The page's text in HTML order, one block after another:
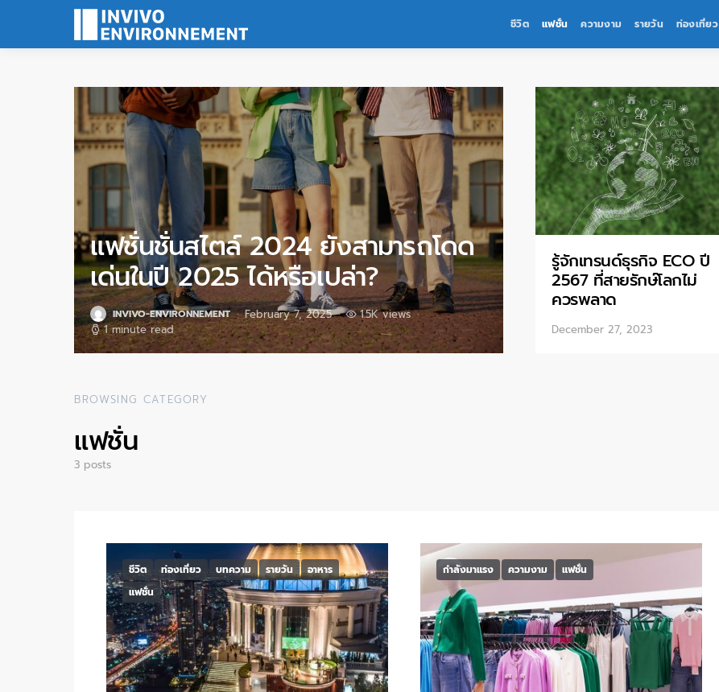
ชีวิต แฟชั่น ความงาม รายวัน ท่องเที่ยว
แฟชั่นชั่นสไตล์ 2024 ยังสามารถโดด
เด่นในปี 2025 ได้หรือเปล่า?
INVIVO-ENVIRONNEMENT February 7, 2025
1.5K views
1 minute read
รู้จักเทรนด์ธุรกิจ ECO ปี
2567 ที่สายรักษ์โลกไม่
ควรพลาด
December 27, 2023
BROWSING CATEGORY
แฟชั่น
3 posts
ชีวิต ท่องเที่ยว บทความ รายวัน
อาหาร
แฟชั่น
กำลังมาแรง ความงาม แฟชั่น